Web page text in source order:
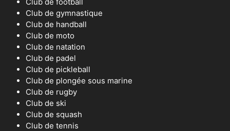
Club de gymnastique
Club de handball
Club de moto
Club de natation
Club de padel
Club de pickleball
Club de plongée sous marine
Club de rugby
Club de ski
Club de squash
Club de tennis